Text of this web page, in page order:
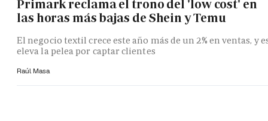
Primark reclama el trono del 'low cost' en
las horas más bajas de Shein y Temu
El negocio textil crece este año más de un 2% en ventas, y
eleva la pelea por captar clientes
Raúl Masa